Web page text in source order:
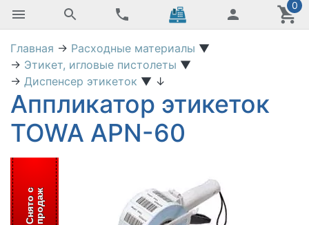
0
Главная → Расходные материалы ▼
→ Этикет, игловые пистолеты ▼
→ Диспенсер этикеток ▼ ↓
Аппликатор этикеток
TOWA APN-60
С
н
я
т
о
с
п
р
о
д
аж